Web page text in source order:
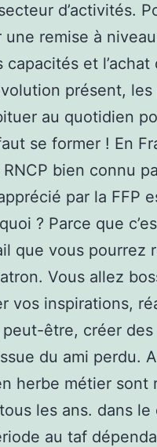
d’activités.
remise à
capacités et
présent,
au quotidien
se former ! En
bien connu
par la FFP
? Parce que
que vous pourrez
Vous allez
vos inspirations,
être, créer
du ami perdu.
herbe métier sont
les ans. dans le
au taf